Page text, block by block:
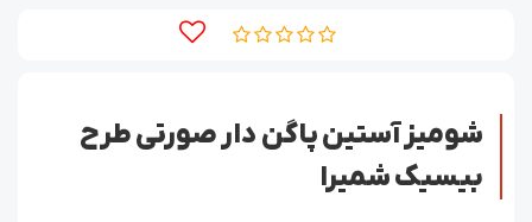
شومیز آستین پاگن دار صورتی طرح
بیسیک شمیرا